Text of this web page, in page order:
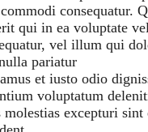
consequatur.
qui in ea voluptate
vel illum qui
pariatur
et iusto odio
voluptatum
molestias excepturi sint